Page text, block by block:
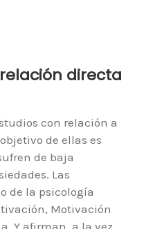
directa
con relación a
de ellas es
de baja
Las
de la psicología
Motivación
Y afirman, a la vez,